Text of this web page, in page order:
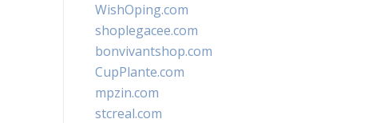
WishOping.com
shoplegacee.com
bonvivantshop.com
CupPlante.com
mpzin.com
stcreal.com